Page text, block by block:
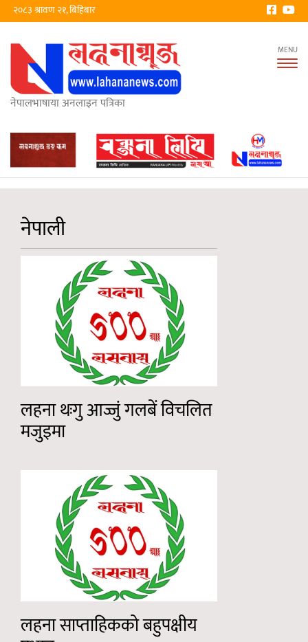
२०८३ श्रावण २१, बिहिबार
नेपालभाषाया अनलाइन पत्रिका
नेपाली
लहना थःगु आज्जुं गलबें विचलित
मजुइमा
लहना साप्ताहिकको बहुपक्षीय